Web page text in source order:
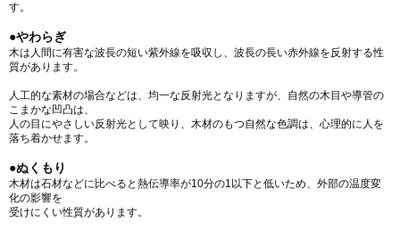
す。
●やわらぎ
木は人間に有害な波長の短い紫外線を吸収し、波長の長い赤外線を反射する性
質があります。
人工的な素材の場合などは、均一な反射光となりますが、自然の木目や導管の
こまかな凹凸は、
人の目にやさしい反射光として映り、木材のもつ自然な色調は、心理的に人を
落ち着かせます。
●ぬくもり
木材は石材などに比べると熱伝導率が10分の1以下と低いため、外部の温度変
化の影響を
受けにくい性質があります。